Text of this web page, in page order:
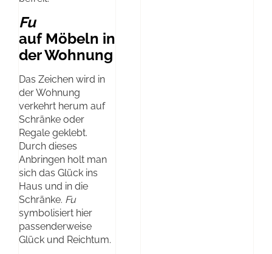
Fu
auf Möbeln in
der Wohnung
Das Zeichen wird in
der Wohnung
verkehrt herum auf
Schränke oder
Regale geklebt.
Durch dieses
Anbringen holt man
sich das Glück ins
Haus und in die
Schränke. Fu
symbolisiert hier
passenderweise
Glück und Reichtum.